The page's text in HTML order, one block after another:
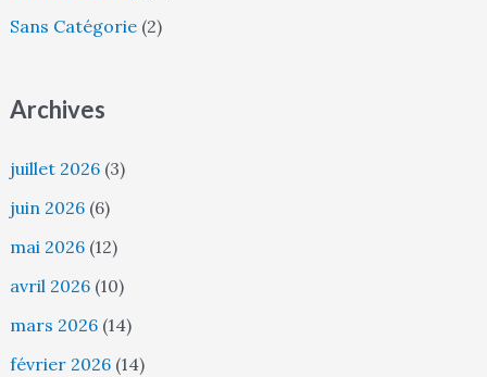
Sans Catégorie(2)
Archives
juillet 2026(3)
juin 2026(6)
mai 2026(12)
avril 2026(10)
mars 2026(14)
février 2026(14)